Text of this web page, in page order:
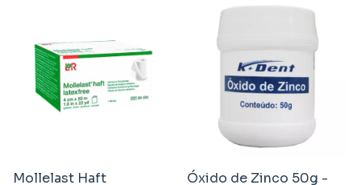
Mollelast Haft
Óxido de Zinco 50g -